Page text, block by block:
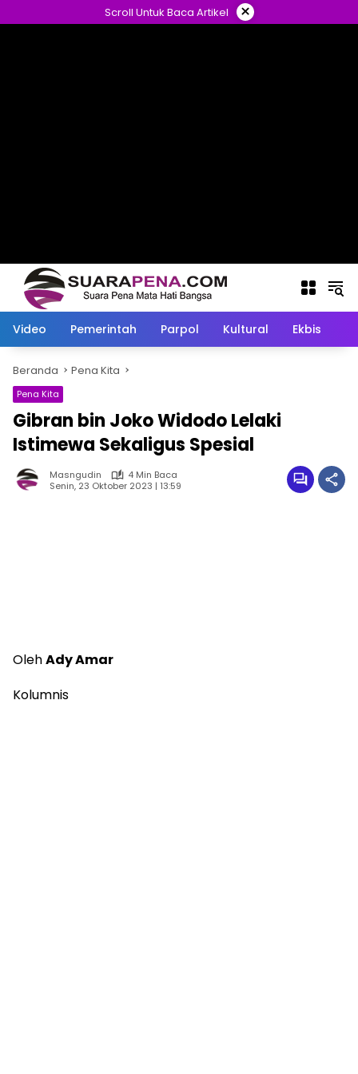
ke
Scroll Untuk Baca Artikel ×
Video Pemerintah Parpol Kultural Ekbis
Beranda Pena Kita
Pena Kita
Gibran bin Joko Widodo Lelaki
Istimewa Sekaligus Spesial
Masngudin
4 Min Baca
Senin, 23 Oktober 2023 | 13:59
OlehAdy Amar
Kolumnis